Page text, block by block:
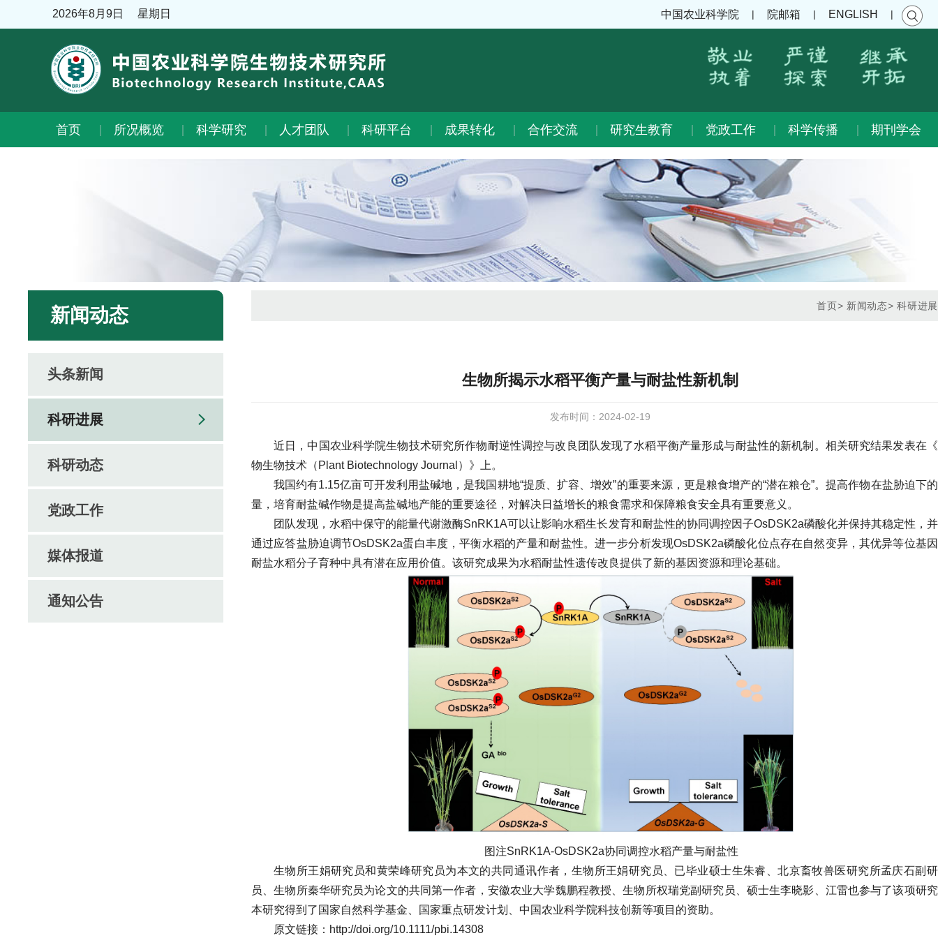
2026年8月9日 星期日 中国农业科学院 | 院邮箱 | ENGLISH |
首页 所况概览 科学研究 人才团队 科研平台 成果转化 合作交流 研究生教育 党政工作 科学传播 期刊学会
新闻动态
头条新闻
科研进展
科研动态
党政工作
媒体报道
通知公告
首页> 新闻动态>科研进展
生物所揭示水稻平衡产量与耐盐性新机制
发布时间：2024-02-19
近日，中国农业科学院生物技术研究所作物耐逆性调控与改良团队发现了水稻平衡产量形成与耐盐性的新机制。相关研究结果发表在
物生物技术（Plant Biotechnology Journal）》上。
我国约有1.15亿亩可开发利用盐碱地，是我国耕地“提质、扩容、增效”的重要来源，更是粮食增产的“潜在粮仓”。提高作物在盐胁迫下
量，培育耐盐碱作物是提高盐碱地产能的重要途径，对解决日益增长的粮食需求和保障粮食安全具有重要意义。
团队发现，水稻中保守的能量代谢激酶SnRK1A可以让影响水稻生长发育和耐盐性的协同调控因子OsDSK2a磷酸化并保持其稳定性，
通过应答盐胁迫调节OsDSK2a蛋白丰度，平衡水稻的产量和耐盐性。进一步分析发现OsDSK2a磷酸化位点存在自然变异，其优异等位基
耐盐水稻分子育种中具有潜在应用价值。该研究成果为水稻耐盐性遗传改良提供了新的基因资源和理论基础。
图注SnRK1A-OsDSK2a协同调控水稻产量与耐盐性
生物所王娟研究员和黄荣峰研究员为本文的共同通讯作者，生物所王娟研究员、已毕业硕士生朱睿、北京畜牧兽医研究所孟庆石副
员、生物所秦华研究员为论文的共同第一作者，安徽农业大学魏鹏程教授、生物所权瑞党副研究员、硕士生李晓影、江雷也参与了该项研
本研究得到了国家自然科学基金、国家重点研发计划、中国农业科学院科技创新等项目的资助。
原文链接：http://doi.org/10.1111/pbi.14308